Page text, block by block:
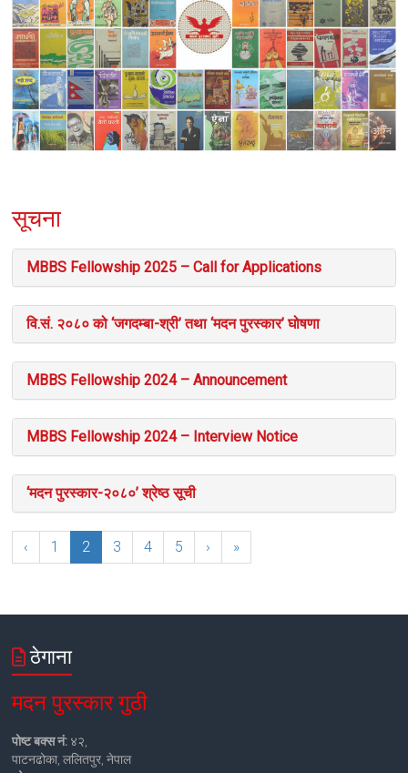
सूचना
MBBS Fellowship 2025 – Call for Applications
वि.सं. २०८० को ‘जगदम्बा-श्री’ तथा ‘मदन पुरस्कार’ घोषणा
MBBS Fellowship 2024 – Announcement
MBBS Fellowship 2024 – Interview Notice
‘मदन पुरस्कार-२०८०’ श्रेष्ठ सूची
‹ 1 2 3 4 5 › »
ठेगाना
मदन पुरस्कार गुठी
पोष्ट बक्स नं: ४२,
पाटनढोका, ललितपुर, नेपाल